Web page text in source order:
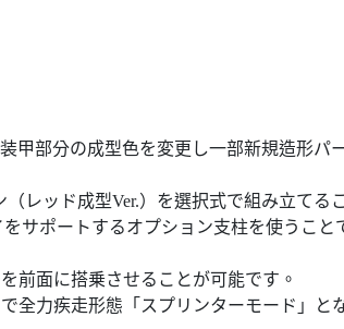
甲部分の成型色を変更し一部新規造形パ
レッド成型Ver.）を選択式で組み立てる
サポートするオプション支柱を使うこと
前面に搭乗させることが可能です。
全力疾走形態「スプリンターモード」と